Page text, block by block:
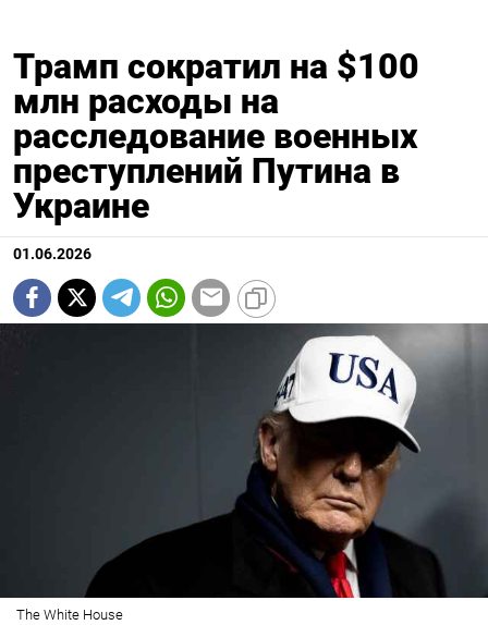
Трамп сократил на $100
млн расходы на
расследование военных
преступлений Путина в
Украине
01.06.2026
The White House